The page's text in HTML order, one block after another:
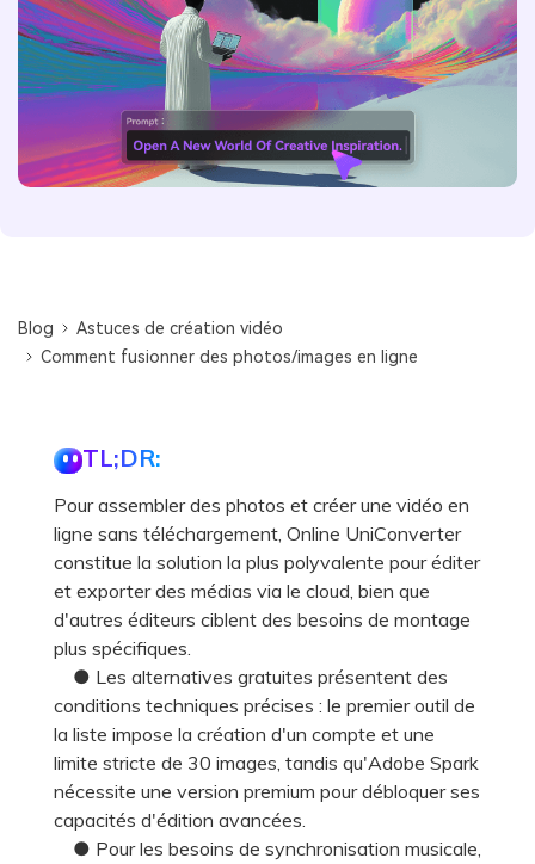
Blog
Astuces de création vidéo
Comment fusionner des photos/images en ligne
TL;DR:
Pour assembler des photos et créer une vidéo en
ligne sans téléchargement, Online UniConverter
constitue la solution la plus polyvalente pour éditer
et exporter des médias via le cloud, bien que
d'autres éditeurs ciblent des besoins de montage
plus spécifiques.
● Les alternatives gratuites présentent des
conditions techniques précises : le premier outil de
la liste impose la création d'un compte et une
limite stricte de 30 images, tandis qu'Adobe Spark
nécessite une version premium pour débloquer ses
capacités d'édition avancées.
● Pour les besoins de synchronisation musicale,